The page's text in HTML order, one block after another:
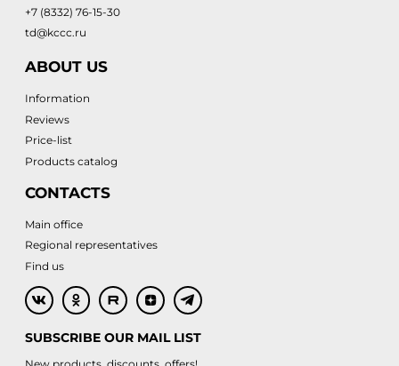
+7 (8332) 76-15-30
td@kccc.ru
ABOUT US
Information
Reviews
Price-list
Products catalog
CONTACTS
Main office
Regional representatives
Find us
SUBSCRIBE OUR MAIL LIST